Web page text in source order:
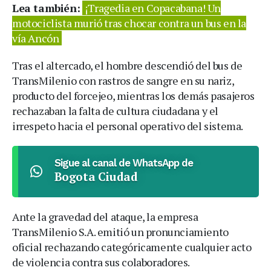
Lea también: ¡Tragedia en Copacabana! Un
motociclista murió tras chocar contra un bus en la
vía Ancón
Tras el altercado, el hombre descendió del bus de
TransMilenio con rastros de sangre en su nariz,
producto del forcejeo, mientras los demás pasajeros
rechazaban la falta de cultura ciudadana y el
irrespeto hacia el personal operativo del sistema.
Sigue al canal de WhatsApp de
Bogota Ciudad
Ante la gravedad del ataque, la empresa
TransMilenio S.A. emitió un pronunciamiento
oficial rechazando categóricamente cualquier acto
de violencia contra sus colaboradores.